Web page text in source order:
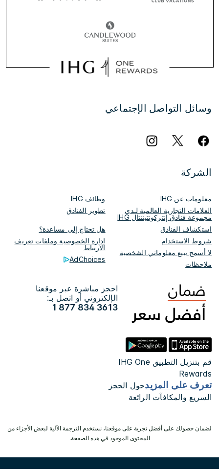
وسائل التواصل الإجتماعي
الشركة
معلومات عن IHG
وظائف IHG
العلامات التجارية العالمية لـدى
مجموعة فنادق إنتركونتيننتال IHG
تطوير الفنادق
استكشاف الفنادق
هل تحتاج إلى مساعدة؟
شروط الاستخدام
إدارة الخصوصية وملفات تعريف
الارتباط
لا أسمح ببيع معلوماتي الشخصية
AdChoices
ملاحظات
احجز مباشرة عبر موقعنا
الإلكتروني أو اتصل بـ:
1 877 834 3613
قم بتنزيل التطبيق IHG One
Rewards
تعرف على المزيدحول الحجز
السريع والمكافآت الرائعة
لضمان حصولك على أفضل تجربة على موقعنا، نستخدم الترجمة الآلية لبعض الأجزاء من
المحتوى الموجود في هذه الصفحة.